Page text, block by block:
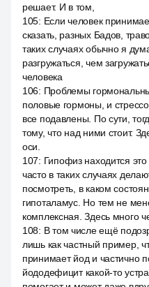
решает. И в том,
105: Если человек
сказать, разных Бадов,
таких случаях обычно я
разгружаться, чем
человека
106: Проблемы
половые гормоны, и
все подавлены. По сути,
тому, что над ними стоит.
оси.
107: Гипофиз находится
часто в таких случаях
посмотреть, в каком
гипоталамус. Но тем не
комплексная. Здесь много
108: В том числе ещё
лишь как частный пример,
принимает йод и частично
йододефицит какой-то